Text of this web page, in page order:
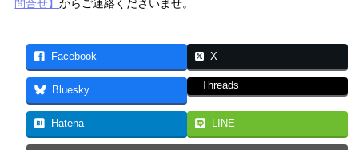
問合せ】からご連絡くださいませ。
Facebook X
Bluesky Threads
Hatena LINE